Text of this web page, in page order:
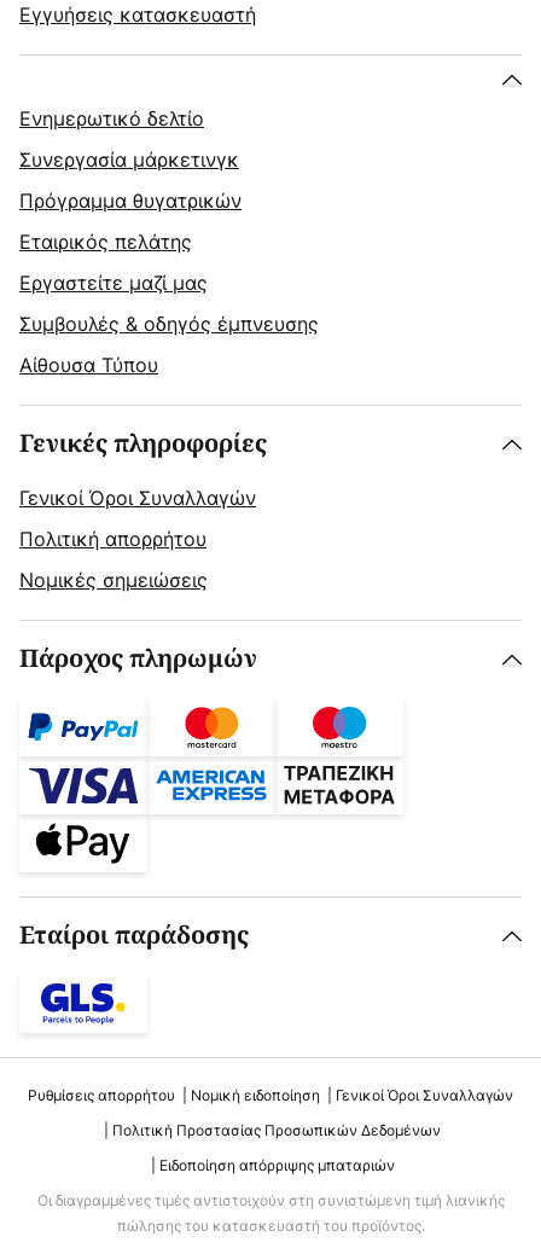
Εγγυήσεις κατασκευαστή
Ενημερωτικό δελτίο
Συνεργασία μάρκετινγκ
Πρόγραμμα θυγατρικών
Εταιρικός πελάτης
Εργαστείτε μαζί μας
Συμβουλές & οδηγός έμπνευσης
Αίθουσα Τύπου
Γενικές πληροφορίες
Γενικοί Όροι Συναλλαγών
Πολιτική απορρήτου
Νομικές σημειώσεις
Πάροχος πληρωμών
Εταίροι παράδοσης
Ρυθμίσεις απορρήτου Νομική ειδοποίηση
Γενικοί Όροι Συναλλαγών
Πολιτική Προστασίας Προσωπικών Δεδομένων
Ειδοποίηση απόρριψης μπαταριών
Οι διαγραμμένες τιμές αντιστοιχούν στη συνιστώμενη τιμή λιανικής
πώλησης του κατασκευαστή του προϊόντος.